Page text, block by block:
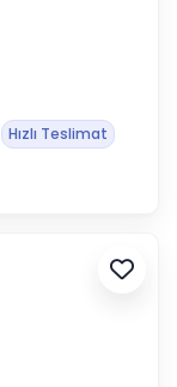
Hızlı Teslimat